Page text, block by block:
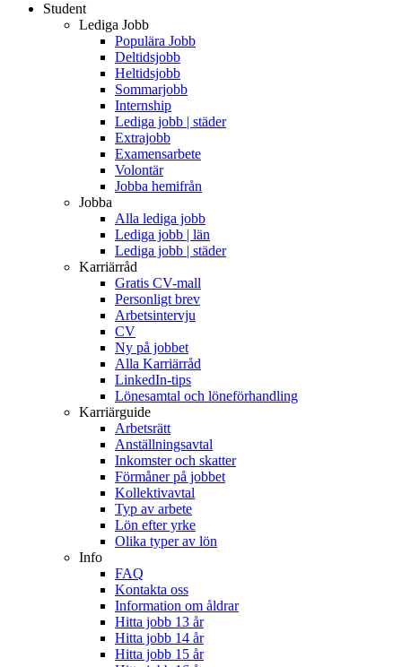
Student
Lediga Jobb
Populära Jobb
Deltidsjobb
Heltidsjobb
Sommarjobb
Internship
Lediga jobb | städer
Extrajobb
Examensarbete
Volontär
Jobba hemifrån
Jobba
Alla lediga jobb
Lediga jobb | län
Lediga jobb | städer
Karriärråd
Gratis CV-mall
Personligt brev
Arbetsintervju
CV
Ny på jobbet
Alla Karriärråd
LinkedIn-tips
Lönesamtal och löneförhandling
Karriärguide
Arbetsrätt
Anställningsavtal
Inkomster och skatter
Förmåner på jobbet
Kollektivavtal
Typ av arbete
Lön efter yrke
Olika typer av lön
Info
FAQ
Kontakta oss
Information om åldrar
Hitta jobb 13 år
Hitta jobb 14 år
Hitta jobb 15 år